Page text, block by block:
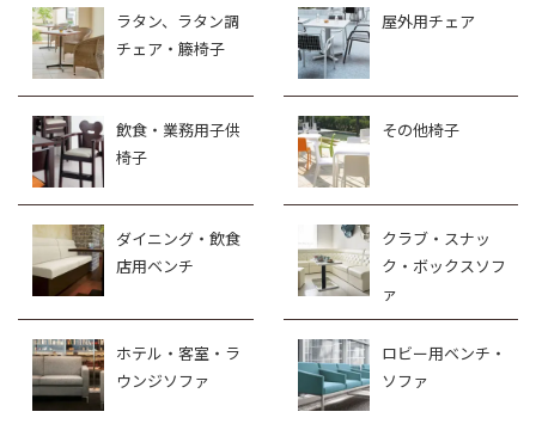
ラタン、ラタン調
チェア・籐椅子
屋外用チェア
飲食・業務用子供
椅子
その他椅子
ダイニング・飲食
店用ベンチ
クラブ・スナッ
ク・ボックスソフ
ァ
ホテル・客室・ラ
ウンジソファ
ロビー用ベンチ・
ソファ